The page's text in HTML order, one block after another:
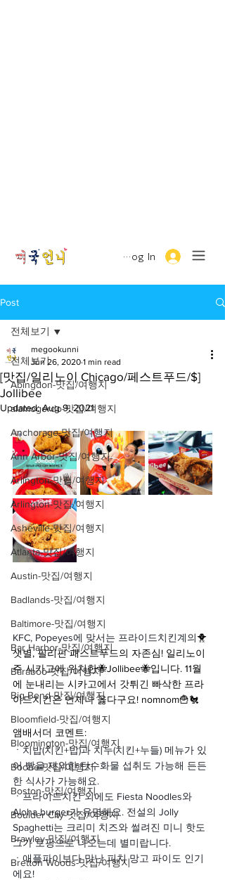
Log In
Post
전체보기
Abingdon-맛집/여행지
alamogordo-맛집/여행지
Anchorage-맛집/여행지
Ann Arbor-맛집/여행지
Arlington-맛집/여행지
Arlington-맛집/여행지
Asheville-맛집/여행지
Atlanta-맛집/여행지
Austin-맛집/여행지
Badlands-맛집/여행지
Baltimore-맛집/여행지
Bar Harbor-맛집/여행지
Baraboo-맛집/여행지
Big Bend-맛집/여행지
Bloomfield-맛집/여행지
Bloomington-맛집/여행지
Boone-맛집/여행지
Boston-맛집/여행지
Boulder City-맛집/여행지
Brawley-맛집/여행지
Bretton Woods-맛집/여행지
전체보기
[맛집/일리노이 Chicago/페스트푸드/$]
Jollibee
megookunni
Jun 26, 2020 1 min read
Updated:Aug 9, 2021
KFC, Popeyes에 맞서는 프라이드치킨계의🐥
샛별, 필리핀 패스트푸드의 자존심! 일리노이
주 시카고에 위치한🐝Jollibee🐝입니다. 11월
에 눈내리는 ️시카고에서 갓튀긴 빠삭한 프라
이드치킨은 언제나 옳다구요! nomnom🍟🐔
앰배서더 코멘트:
ㆍ치밥(치킨+밥)과 치누(치킨+누들) 메뉴가 있
어 빵을 제외한 탄수화물 섭취도 가능해 든든
한 식사가 가능해요.
ㆍ프라이드치킨 외에도 Fiesta Noodles와
Aloha burger가 유명해요. 전설의 Jolly
Spaghetti는 크리미 치즈와 썰려진 미니 핫도
그가 토핑으로 나오는데 별미랍니다.
ㆍ 애플파이보다 맛난 피치 망고 파이도 인기
에요!